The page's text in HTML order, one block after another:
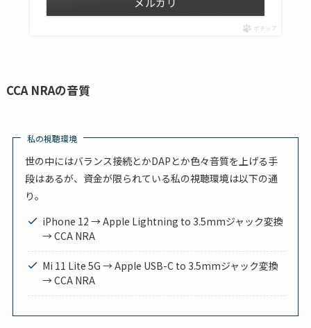
ポチップ
CCA NRAの音質
私の視聴環境
世の中にはバランス接続とかDAPとか色々音質を上げる手
段はあるが、資金が限られている私の視聴環境は以下の通
り。
iPhone 12 → Apple Lightning to 3.5mmジャック変換
→ CCA NRA
Mi 11 Lite 5G → Apple USB-C to 3.5mmジャック変換
→ CCA NRA